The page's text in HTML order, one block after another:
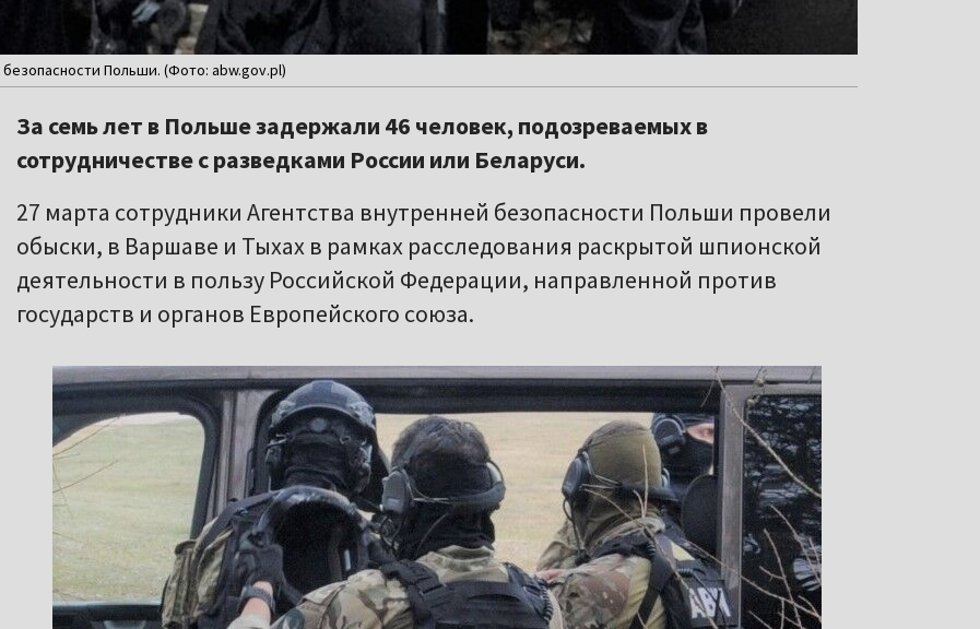
Польши. (Фото: abw.gov.pl)
За семь лет в Польше задержали 46 человек, подозреваемых в
сотрудничестве с разведками России или Беларуси.
27 марта сотрудники Агентства внутренней безопасности Польши провели
обыски, в Варшаве и Тыхах в рамках расследования раскрытой шпионской
деятельности в пользу Российской Федерации, направленной против
государств и органов Европейского союза.